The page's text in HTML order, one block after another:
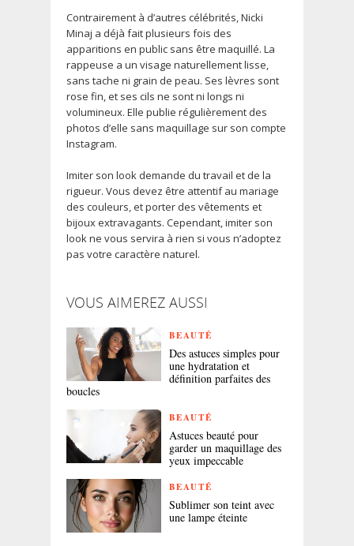
Contrairement à d’autres célébrités, Nicki
Minaj a déjà fait plusieurs fois des
apparitions en public sans être maquillé. La
rappeuse a un visage naturellement lisse,
sans tache ni grain de peau. Ses lèvres sont
rose fin, et ses cils ne sont ni longs ni
volumineux. Elle publie régulièrement des
photos d’elle sans maquillage sur son compte
Instagram.
Imiter son look demande du travail et de la
rigueur. Vous devez être attentif au mariage
des couleurs, et porter des vêtements et
bijoux extravagants. Cependant, imiter son
look ne vous servira à rien si vous n’adoptez
pas votre caractère naturel.
VOUS AIMEREZ AUSSI
BEAUTÉ
Des astuces simples pour
une hydratation et
définition parfaites des
boucles
BEAUTÉ
Astuces beauté pour
garder un maquillage des
yeux impeccable
BEAUTÉ
Sublimer son teint avec
une lampe éteinte